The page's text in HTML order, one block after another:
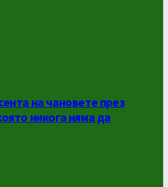
на чановете през
никога няма да